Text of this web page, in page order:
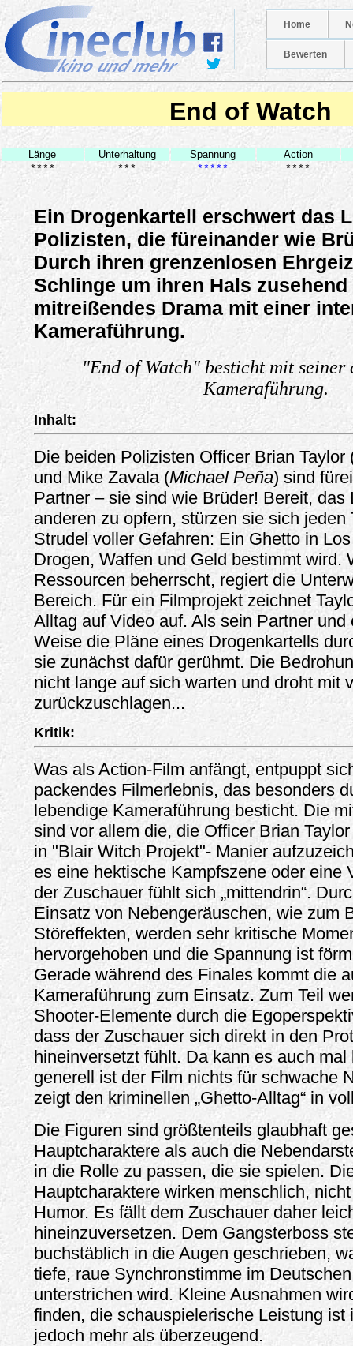
Home
Bewerten
End of Watch
Länge Unterhaltung Spannung
Action
****
*** ***** ****
Ein Drogenkartell erschwert das
Polizisten, die füreinander wie
Durch ihren grenzenlosen
Schlinge um ihren Hals zusehend
mitreißendes Drama mit einer
Kameraführung.
"End of Watch" besticht mit seiner
Kameraführung.
Inhalt:
Die beiden Polizisten Officer Brian Taylor
und Mike Zavala (Michael Peña) sind
Partner – sie sind wie Brüder! Bereit, das
anderen zu opfern, stürzen sie sich jeden
Strudel voller Gefahren: Ein Ghetto in
Drogen, Waffen und Geld bestimmt wird.
Ressourcen beherrscht, regiert die
Bereich. Für ein Filmprojekt zeichnet
Alltag auf Video auf. Als sein Partner und
Weise die Pläne eines Drogenkartells
sie zunächst dafür gerühmt. Die
nicht lange auf sich warten und droht mit
zurückzuschlagen...
Kritik:
Was als Action-Film anfängt, entpuppt
packendes Filmerlebnis, das besonders
lebendige Kameraführung besticht. Die
sind vor allem die, die Officer Brian
in "Blair Witch Projekt"- Manier
es eine hektische Kampfszene oder eine
der Zuschauer fühlt sich „mittendrin“.
Einsatz von Nebengeräuschen, wie zum
Störeffekten, werden sehr kritische
hervorgehoben und die Spannung ist
Gerade während des Finales kommt die
Kameraführung zum Einsatz. Zum Teil
Shooter-Elemente durch die
dass der Zuschauer sich direkt in den
hineinversetzt fühlt. Da kann es auch mal
generell ist der Film nichts für schwache
zeigt den kriminellen „Ghetto-Alltag“ in
Die Figuren sind größtenteils glaubhaft
Hauptcharaktere als auch die
in die Rolle zu passen, die sie spielen.
Hauptcharaktere wirken menschlich,
Humor. Es fällt dem Zuschauer daher
hineinzuversetzen. Dem Gangsterboss
buchstäblich in die Augen geschrieben,
tiefe, raue Synchronstimme im
unterstrichen wird. Kleine Ausnahmen
finden, die schauspielerische Leistung ist
jedoch mehr als überzeugend.